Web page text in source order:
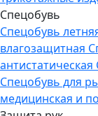
Спецобувь
Спецобувь
влагозащитная
антистатическая
Спецобувь для
медицинская и